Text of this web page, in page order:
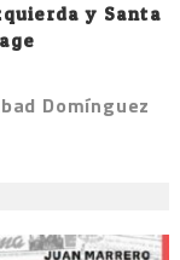
y Santa
Domínguez